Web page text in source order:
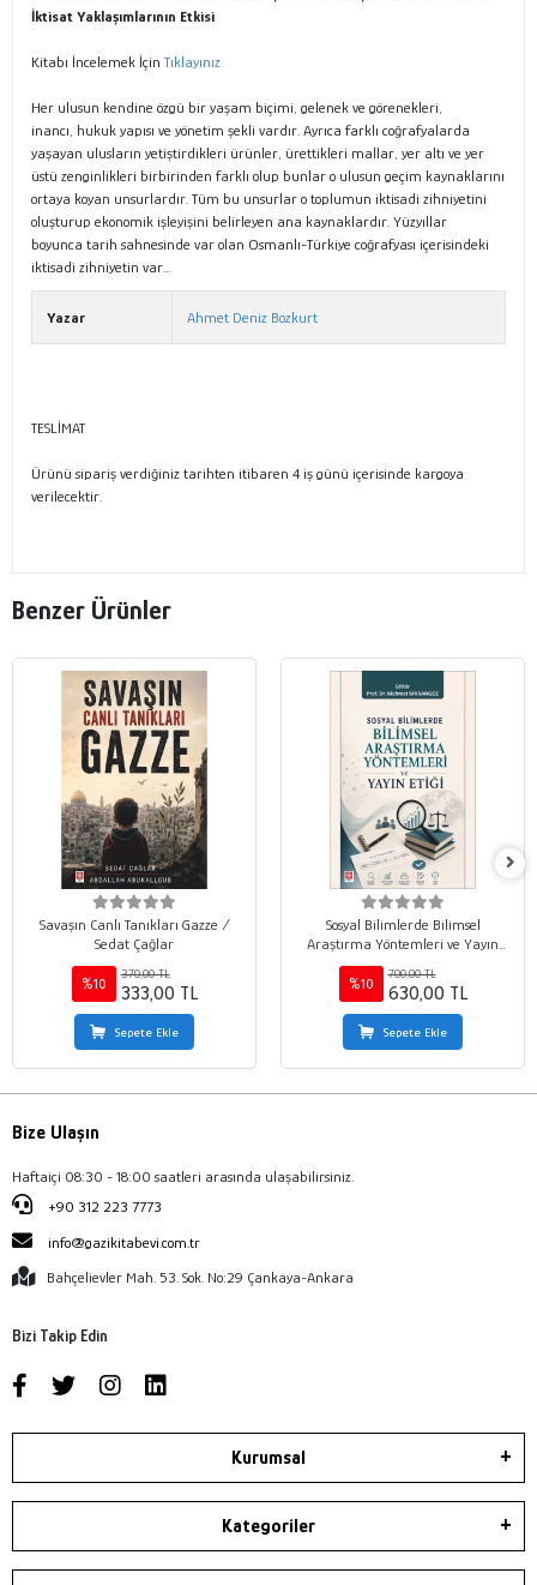
İktisat Yaklaşımlarının Etkisi
Kitabı İncelemek İçin Tıklayınız
Her ulusun kendine özgü bir yaşam biçimi, gelenek ve görenekleri,
inancı, hukuk yapısı ve yönetim şekli vardır. Ayrıca farklı coğrafyalarda
yaşayan ulusların yetiştirdikleri ürünler, ürettikleri mallar, yer altı ve yer
üstü zenginlikleri birbirinden farklı olup bunlar o ulusun geçim kaynaklarını
ortaya koyan unsurlardır. Tüm bu unsurlar o toplumun iktisadi zihniyetini
oluşturup ekonomik işleyişini belirleyen ana kaynaklardır. Yüzyıllar
boyunca tarih sahnesinde var olan Osmanlı-Türkiye coğrafyası içerisindeki
iktisadi zihniyetin var...
Yazar Ahmet Deniz Bozkurt
TESLİMAT
Ürünü sipariş verdiğiniz tarihten itibaren 4 iş günü içerisinde kargoya
verilecektir.
Benzer Ürünler
Savaşın Canlı Tanıkları Gazze /
Sedat Çağlar
%10
370,00 TL
333,00 TL
Sepete Ekle
Sosyal Bilimlerde Bilimsel
Araştırma Yöntemleri ve Yayın
Etiği / Mehmet Marangoz
%10
700,00 TL
630,00 TL
Sepete Ekle
Bize Ulaşın
Haftaiçi 08:30 - 18:00 saatleri arasında ulaşabilirsiniz.
+90 312 223 7773
info@gazikitabevi.com.tr
Bahçelievler Mah. 53. Sok. No:29 Çankaya-Ankara
Bizi Takip Edin
Kurumsal
Kategoriler